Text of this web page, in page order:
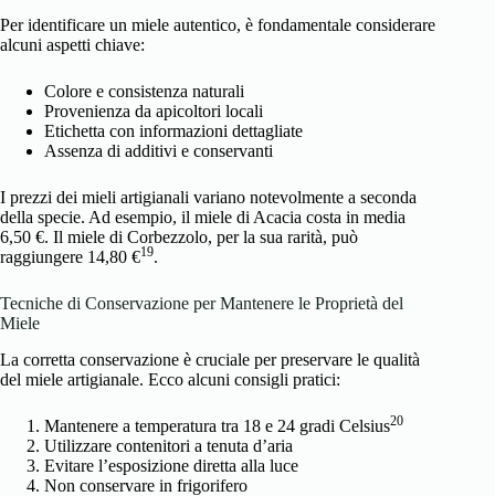
Per identificare un miele autentico, è fondamentale considerare
alcuni aspetti chiave:
Colore e consistenza naturali
Provenienza da apicoltori locali
Etichetta con informazioni dettagliate
Assenza di additivi e conservanti
I prezzi dei mieli artigianali variano notevolmente a seconda
della specie. Ad esempio, il miele di Acacia costa in media
6,50 €. Il miele di Corbezzolo, per la sua rarità, può
raggiungere 14,80 €19.
Tecniche di Conservazione per Mantenere le Proprietà del
Miele
La corretta conservazione è cruciale per preservare le qualità
del miele artigianale. Ecco alcuni consigli pratici:
Mantenere a temperatura tra 18 e 24 gradi Celsius20
Utilizzare contenitori a tenuta d’aria
Evitare l’esposizione diretta alla luce
Non conservare in frigorifero